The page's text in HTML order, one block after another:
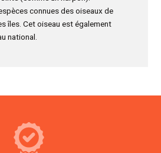
connues des oiseaux de
îles. Cet oiseau est également
national.